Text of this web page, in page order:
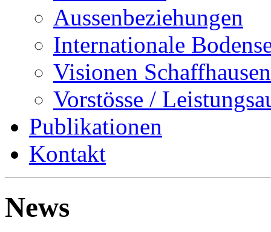
Aussenbeziehungen
Internationale
Visionen Schaffhausen
Vorstösse /
Publikationen
Kontakt
News